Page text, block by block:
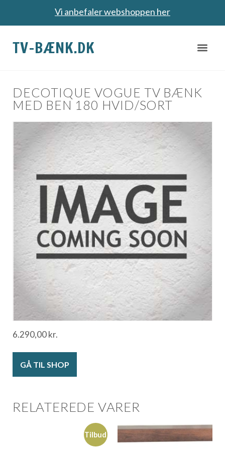
Vi anbefaler webshoppen her
TV-BÆNK.DK
DECOTIQUE VOGUE TV BÆNK
MED BEN 180 HVID/SORT
6.290,00kr.
GÅ TIL SHOP
RELATEREDE VARER
Tilbud